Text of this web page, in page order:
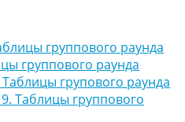
группового раунда
группового раунда
групового раунда
Таблицы группового